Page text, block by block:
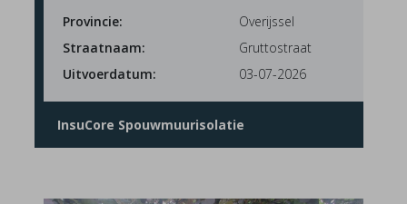
Provincie:
Overijssel
Straatnaam:
Gruttostraat
Uitvoerdatum:
03-07-2026
InsuCore Spouwmuurisolatie